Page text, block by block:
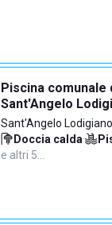
Piscina comunale
Sant'Angelo
Sant'Angelo Lodigiano
Doccia calda·
e altri 5…